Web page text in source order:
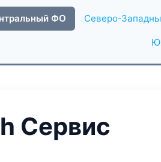
ФО Северо-
Сервис